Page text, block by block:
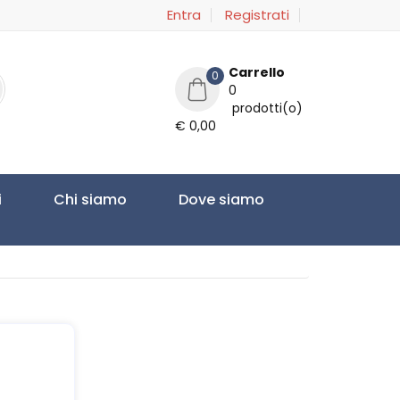
Entra Registrati
0
Carrello
0
prodotti(o)
€ 0,00
Chi siamo Dove siamo